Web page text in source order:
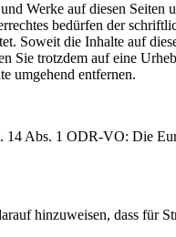
Werke auf diesen
bedürfen der
Soweit die Inhalte auf
Sie trotzdem auf eine
umgehend entfernen.
Abs. 1 ODR-VO: Die
hinzuweisen, dass für